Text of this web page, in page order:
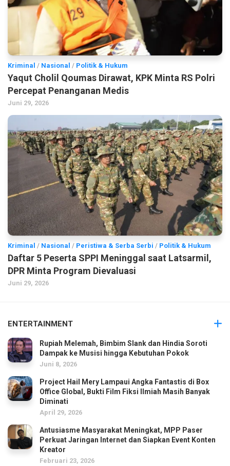
Kriminal / Nasional / Politik & Hukum
Yaqut Cholil Qoumas Dirawat, KPK Minta RS Polri
Percepat Penanganan Medis
Juni 29, 2026
Kriminal / Nasional / Peristiwa & Serba Serbi / Politik & Hukum
Daftar 5 Peserta SPPI Meninggal saat Latsarmil,
DPR Minta Program Dievaluasi
Juni 29, 2026
ENTERTAINMENT
Rupiah Melemah, Bimbim Slank dan Hindia Soroti
Dampak ke Musisi hingga Kebutuhan Pokok
Juni 8, 2026
Project Hail Mery Lampaui Angka Fantastis di Box
Office Global, Bukti Film Fiksi Ilmiah Masih Banyak
Diminati
April 29, 2026
Antusiasme Masyarakat Meningkat, MPP Paser
Perkuat Jaringan Internet dan Siapkan Event Konten
Kreator
Februari 23, 2026